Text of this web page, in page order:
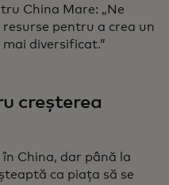
China Mare: „Ne
pentru a crea un
diversificat.”
creșterea
China, dar până la
ca piața să se